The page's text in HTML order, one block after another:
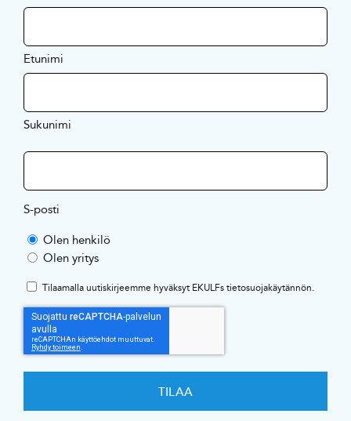
Etunimi
Sukunimi
S-posti
Olen henkilö
Olen yritys
Tilaamalla uutiskirjeemme hyväksyt EKULFstietosuojakäytännön.